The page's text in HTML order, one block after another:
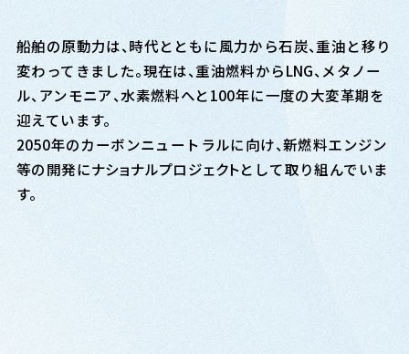
船舶の原動力は、時代とともに風力から石炭、重油と移り
変わってきました。現在は、重油燃料からLNG、 メタノー
ル、 アンモニア、水素燃料へと100年に一度の大変革期を
迎えています。
2050年のカーボンニュートラルに向け、新燃料エンジン
等の開発にナショナルプロジェクトとして取り組んでいま
す。